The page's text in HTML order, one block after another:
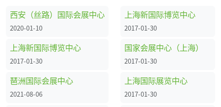
西安（丝路）国际会展中心
2020-01-10
上海新国际博览中心
2017-01-30
琶洲国际会展中心
2021-08-06
上海新国际博览中心
2017-01-30
国家会展中心（上海）
2017-01-30
上海国际展览中心
2017-01-30